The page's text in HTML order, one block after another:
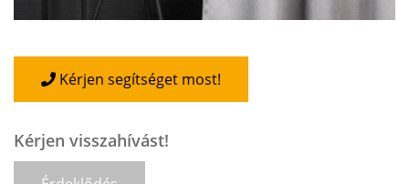
Kérjen segítséget most!
Kérjen visszahívást!